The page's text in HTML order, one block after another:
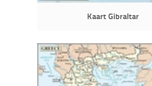
Kaart Gibraltar